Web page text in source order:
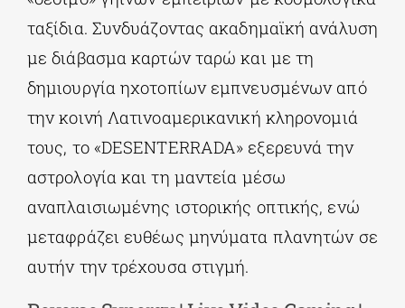
ταξίδια. Συνδυάζοντας ακαδημαϊκή ανάλυση
με διάβασμα καρτών ταρώ και με τη
δημιουργία ηχοτοπίων εμπνευσμένων από
την κοινή Λατινοαμερικανική κληρονομιά
τους, το «DESENTERRADA» εξερευνά την
αστρολογία και τη μαντεία μέσω
αναπλαισιωμένης ιστορικής οπτικής, ενώ
μεταφράζει ευθέως μηνύματα πλανητών σε
αυτήν την τρέχουσα στιγμή.